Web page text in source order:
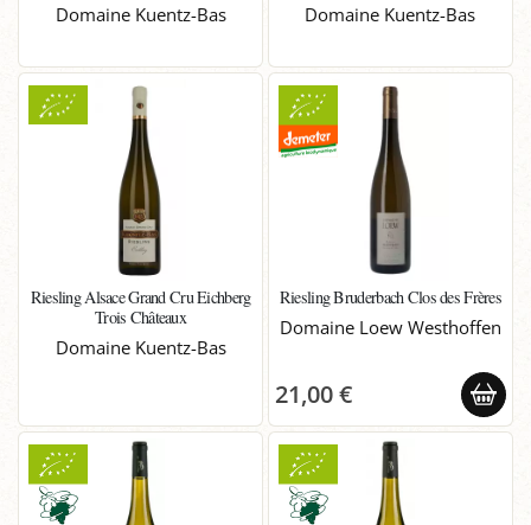
Domaine Kuentz-Bas Domaine Kuentz-Bas
Riesling Alsace Grand Cru Eichberg
Trois Châteaux
Domaine Kuentz-Bas
Riesling Bruderbach Clos des Frères
Domaine Loew Westhoffen
21,00 €